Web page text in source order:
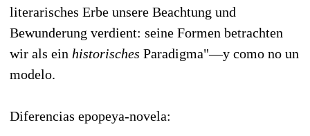
literarisches Erbe unsere Beachtung und
Bewunderung verdient: seine Formen betrachten
wir als ein historisches Paradigma"—y como no un
modelo.
Diferencias epopeya-novela: